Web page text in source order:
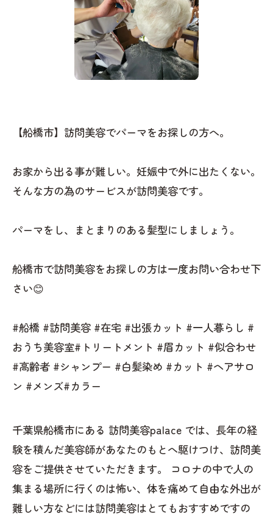
【船橋市】訪問美容でパーマをお探しの方へ。
お家から出る事が難しい。妊娠中で外に出たくない。
そんな方の為のサービスが訪問美容です。
パーマをし、まとまりのある髪型にしましょう。
船橋市で訪問美容をお探しの方は一度お問い合わせ下
さい😊
#船橋 #訪問美容 #在宅 #出張カット #一人暮らし #
おうち美容室#トリートメント #眉カット #似合わせ
#高齢者 #シャンプー #白髪染め #カット #ヘアサロ
ン #メンズ#カラー
千葉県船橋市にある 訪問美容palace では、長年の経
験を積んだ美容師があなたのもとへ駆けつけ、訪問美
容をご提供させていただきます。 コロナの中で人の
集まる場所に行くのは怖い、体を痛めて自由な外出が
難しい方などには訪問美容はとてもおすすめですの